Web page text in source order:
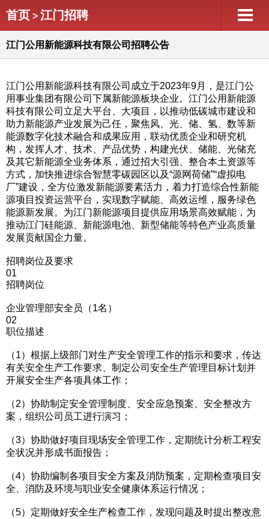
首页 > 江门招聘
江门公用新能源科技有限公司招聘公告
江门公用新能源科技有限公司成立于2023年9月，是江门公
用事业集团有限公司下属新能源板块企业。江门公用新能源
科技有限公司立足大平台、大项目，以推动低碳城市建设和
助力新能源产业发展为己任，聚焦风、光、储、氢、数等新
能源数字化技术融合和成果应用，联动优质企业和研究机
构，发挥人才、技术、产品优势，构建光伏、储能、光储充
及其它新能源全业务体系，通过招大引强、整合本土资源等
方式，加快推进综合智慧零碳园区以及“源网荷储”“虚拟电
厂”建设，全方位激发新能源要素活力，着力打造综合性新能
源项目投资运营平台，实现数字赋能、高效运维，服务绿色
能源新发展。为江门新能源项目提供应用场景高效赋能，为
推动江门硅能源、新能源电池、新型储能等特色产业高质量
发展贡献国企力量。
招聘岗位及要求
01
招聘岗位
企业管理部安全员（1名）
02
职位描述
（1）根据上级部门对生产安全管理工作的指示和要求，传达
有关安全生产工作要求、制定公司安全生产管理目标计划并
开展安全生产各项具体工作；
（2）协助制定安全管理制度、安全应急预案、安全整改方
案，组织公司员工进行演习；
（3）协助做好项目现场安全管理工作，定期统计分析工程安
全状况并形成书面报告；
（4）协助编制各项目安全方案及消防预案，定期检查项目安
全、消防及环境与职业安全健康体系运行情况；
（5）定期做好安全生产检查工作，发现问题及时提出整改意